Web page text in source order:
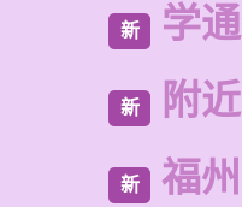
新 学
新 附
新 福